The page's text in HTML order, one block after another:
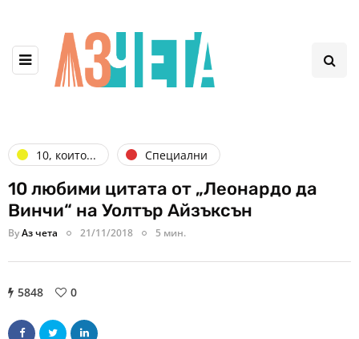
10, които... Специални
10 любими цитата от „Леонардо да
Винчи“ на Уолтър Айзъксън
ByАз чета 21/11/2018 5 мин.
5848 0